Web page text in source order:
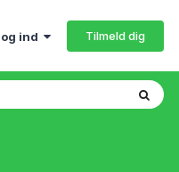
ind Tilmeld dig